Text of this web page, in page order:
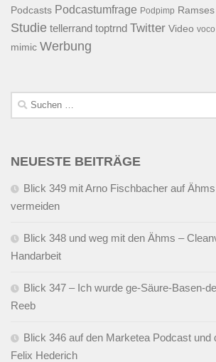
Podcasts Podcastumfrage Podpimp Ramses
Studie tellerrand toptrnd Twitter Video voco
mimic Werbung
Suchen
nach:
NEUESTE BEITRÄGE
Blick 349 mit Arno Fischbacher auf
vermeiden
Blick 348 und weg mit den Ähms –
Handarbeit
Blick 347 – Ich wurde ge-Säure-Basen-
Reeb
Blick 346 auf den Marketea Podcast und
Felix Hederich